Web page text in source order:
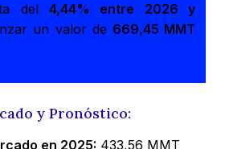
del 4,44% entre 2026 y
un valor de 669,45 MMT
y Pronóstico:
en 2025: 433,56 MMT